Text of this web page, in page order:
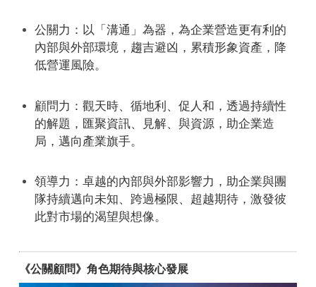
公關力：以「溝通」為器，為企業營造更有利的
內部與外部環境，趨吉避凶，累積形象資產，降
低營運風險。
顧問力：觀天時、循地利、促人和，透過持續性
的解題，匯聚資訊、見解、與資源，助企業造
局，邁向產業旗手。
領導力：卓越的內部與外部影響力，助企業與團
隊持續邁向未知、跨過極限、超越期待，激發彼
此對市場的渴望與想像。
《公關顧問》角色期待與核心發展